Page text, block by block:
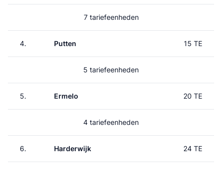
7 tariefeenheden
4. Putten 15 TE
5 tariefeenheden
5. Ermelo 20 TE
4 tariefeenheden
6. Harderwijk 24 TE